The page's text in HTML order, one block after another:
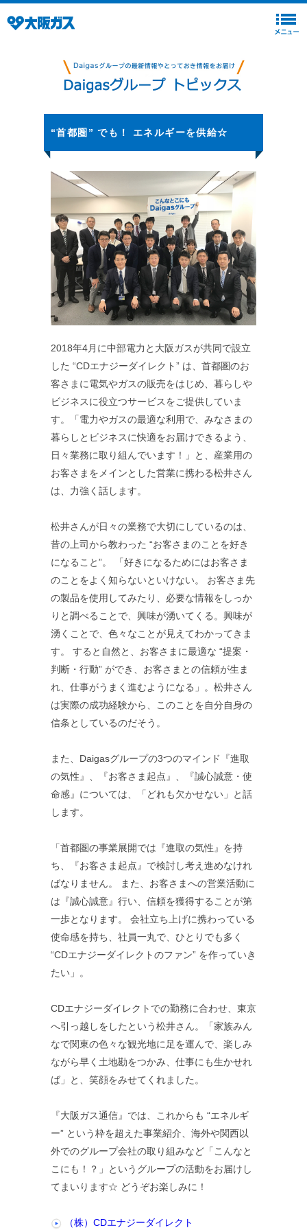
“首都圏” でも！ エネルギーを供給☆
2018年4月に中部電力と大阪ガスが共同で設立
した “CDエナジーダイレクト” は、首都圏のお
客さまに電気やガスの販売をはじめ、暮らしや
ビジネスに役立つサービスをご提供していま
す。「電力やガスの最適な利用で、みなさまの
暮らしとビジネスに快適をお届けできるよう、
日々業務に取り組んでいます！」と、産業用の
お客さまをメインとした営業に携わる松井さん
は、力強く話します。
松井さんが日々の業務で大切にしているのは、
昔の上司から教わった “お客さまのことを好き
になること”。 「好きになるためにはお客さま
のことをよく知らないといけない。 お客さま先
の製品を使用してみたり、必要な情報をしっか
りと調べることで、興味が湧いてくる。興味が
湧くことで、色々なことが見えてわかってきま
す。 すると自然と、お客さまに最適な “提案・
判断・行動” ができ、お客さまとの信頼が生ま
れ、仕事がうまく進むようになる」。松井さん
は実際の成功経験から、このことを自分自身の
信条としているのだそう。
また、Daigasグループの3つのマインド『進取
の気性』、『お客さま起点』、『誠心誠意・使
命感』については、「どれも欠かせない」と話
します。
「首都圏の事業展開では『進取の気性』を持
ち、『お客さま起点』で検討し考え進めなけれ
ばなりません。 また、お客さまへの営業活動に
は『誠心誠意』行い、信頼を獲得することが第
一歩となります。 会社立ち上げに携わっている
使命感を持ち、社員一丸で、ひとりでも多く
“CDエナジーダイレクトのファン” を作っていき
たい」。
CDエナジーダイレクトでの勤務に合わせ、東京
へ引っ越しをしたという松井さん。「家族みん
なで関東の色々な観光地に足を運んで、楽しみ
ながら早く土地勘をつかみ、仕事にも生かせれ
ば」と、笑顔をみせてくれました。
『大阪ガス通信』では、これからも “エネルギ
ー” という枠を超えた事業紹介、海外や関西以
外でのグループ会社の取り組みなど「こんなと
こにも！？」というグループの活動をお届けし
てまいります☆ どうぞお楽しみに！
（株）CDエナジーダイレクト